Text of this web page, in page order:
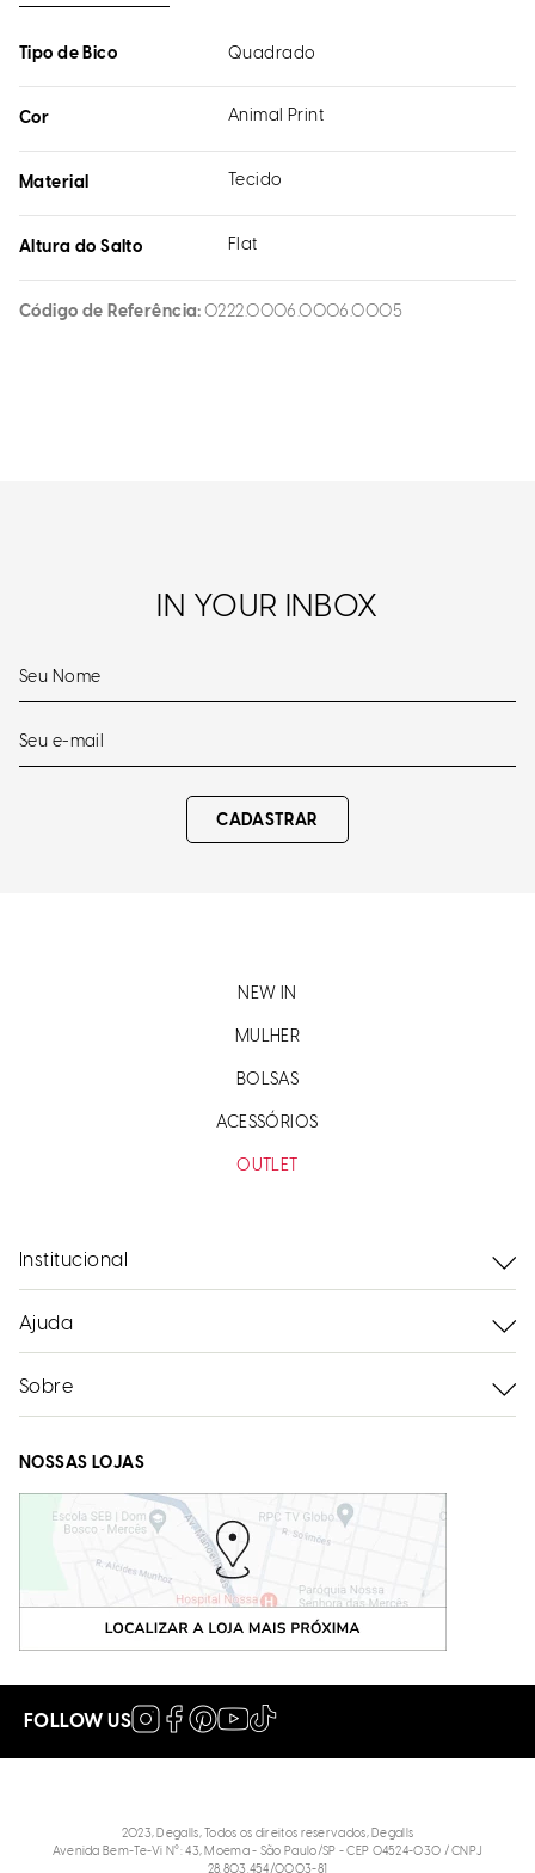
Tipo de Bico Quadrado
Cor Animal Print
Material Tecido
Altura do Salto Flat
Código de Referência 0222.0006.0006.0005
IN YOUR INBOX
CADASTRAR
NEW IN
MULHER
BOLSAS
ACESSÓRIOS
OUTLET
Institucional
Ajuda
Sobre
NOSSAS LOJAS
FOLLOW US
2023, Degalls, Todos os direitos reservados, Degalls
Avenida Bem-Te-Vi N°: 43, Moema - São Paulo/SP - CEP 04524-030 / CNPJ
28.803.454/0003-81